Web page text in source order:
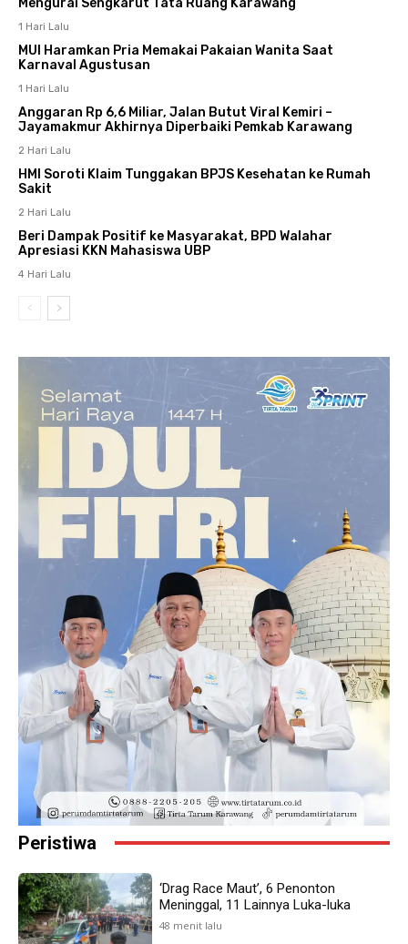
Mengurai Sengkarut Tata Ruang Karawang
1 Hari Lalu
MUI Haramkan Pria Memakai Pakaian Wanita Saat
Karnaval Agustusan
1 Hari Lalu
Anggaran Rp 6,6 Miliar, Jalan Butut Viral Kemiri –
Jayamakmur Akhirnya Diperbaiki Pemkab Karawang
2 Hari Lalu
HMI Soroti Klaim Tunggakan BPJS Kesehatan ke Rumah
Sakit
2 Hari Lalu
Beri Dampak Positif ke Masyarakat, BPD Walahar
Apresiasi KKN Mahasiswa UBP
4 Hari Lalu
Peristiwa
‘Drag Race Maut’, 6 Penonton
Meninggal, 11 Lainnya Luka-luka
48 menit lalu